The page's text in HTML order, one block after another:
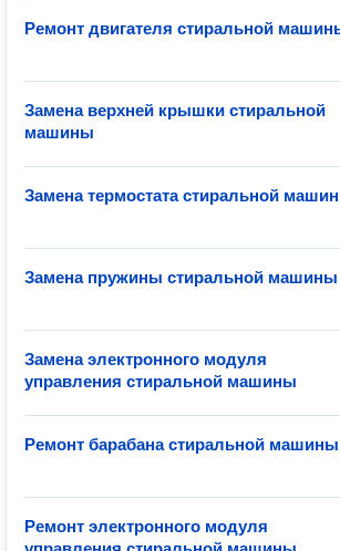
Ремонт двигателя стиральной
Замена верхней крышки стиральной
машины
Замена термостата стиральной
Замена пружины стиральной машины
Замена электронного модуля
управления стиральной машины
Ремонт барабана стиральной машины
Ремонт электронного модуля